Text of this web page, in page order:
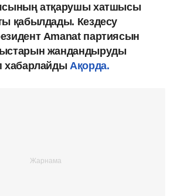
атқарушы хатшысы
қабылдады. Кездесу
Amanat партиясын
жандандыруды
хабарлайды Ақорда.